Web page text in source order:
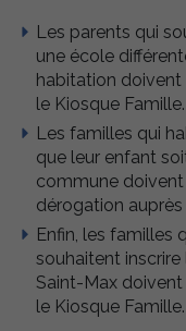
Les parents qui
une école
habitation doivent
le Kiosque Famille.
Les familles qui
que leur enfant
commune
dérogation
Enfin, les familles
souhaitent
Saint-Max
le Kiosque Famille.